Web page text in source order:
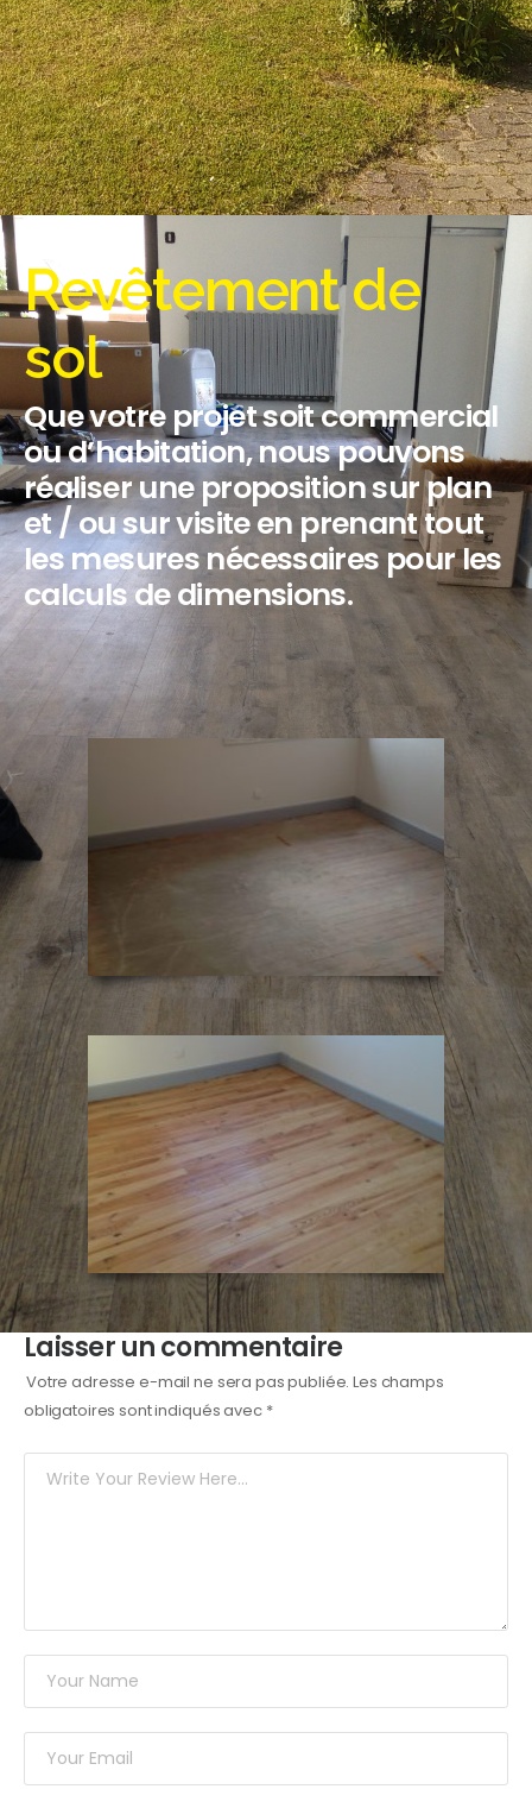
Revêtement de
sol
Que votre projet soit commercial
ou d’habitation, nous pouvons
réaliser une proposition sur plan
et / ou sur visite en prenant tout
les mesures nécessaires pour les
calculs de dimensions.
Laisser un commentaire
Votre adresse e-mail ne sera pas publiée. Les champs
obligatoires sont indiqués avec *